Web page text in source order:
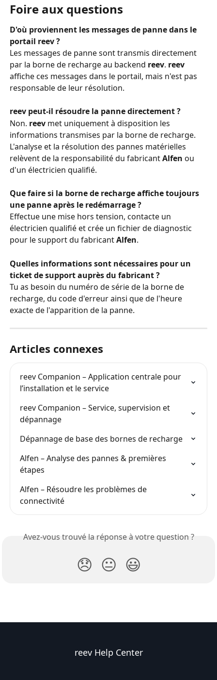
Foire aux questions
D'où proviennent les messages de panne dans le
portail reev ?
Les messages de panne sont transmis directement
par la borne de recharge au backend reev. reev
affiche ces messages dans le portail, mais n'est pas
responsable de leur résolution.
reev peut-il résoudre la panne directement ?
Non. reev met uniquement à disposition les
informations transmises par la borne de recharge.
L'analyse et la résolution des pannes matérielles
relèvent de la responsabilité du fabricant Alfen ou
d'un électricien qualifié.
Que faire si la borne de recharge affiche toujours
une panne après le redémarrage ?
Effectue une mise hors tension, contacte un
électricien qualifié et crée un fichier de diagnostic
pour le support du fabricant Alfen.
Quelles informations sont nécessaires pour un
ticket de support auprès du fabricant ?
Tu as besoin du numéro de série de la borne de
recharge, du code d'erreur ainsi que de l'heure
exacte de l'apparition de la panne.
Articles connexes
reev Companion – Application centrale pour
l’installation et le service
reev Companion – Service, supervision et
dépannage
Dépannage de base des bornes de recharge
Alfen – Analyse des pannes & premières
étapes
Alfen – Résoudre les problèmes de
connectivité
Avez-vous trouvé la réponse à votre question ?
😞 😐 😃
reev Help Center